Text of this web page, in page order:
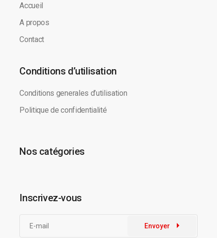
Accueil
A propos
Contact
Conditions d’utilisation
Conditions generales d’utilisation
Politique de confidentialité
Nos catégories
Inscrivez-vous
Envoyer